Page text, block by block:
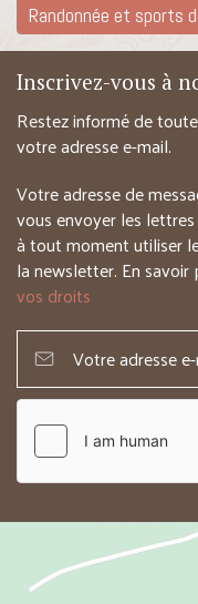
Randonnée et sports
Inscrivez-vous à
Restez informé de
votre adresse e-mail.
Votre adresse de
vous envoyer les
à tout moment utiliser
la newsletter. En savoir
vos droits